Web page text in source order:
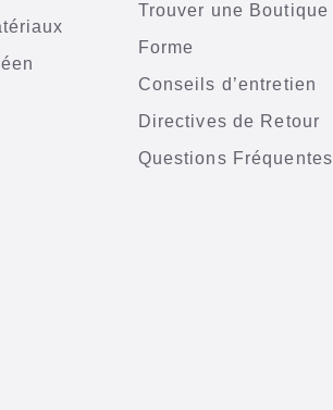
Trouver une Boutique
Forme
Conseils d’entretien
Directives de Retour
Questions Fréquentes